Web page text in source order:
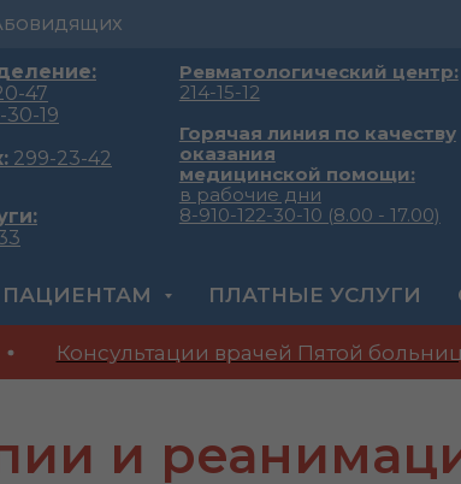
47
19
299-23-42
Ревматологический центр:
214-15-12
Горячая линия по качеству
оказания
медицинской помощи:
в рабочие дни
8-910-122-30-10 (8.00 - 17.00)
ПАЦИЕНТАМ ПЛАТНЫЕ УСЛУГИ
Консультации врачей Пятой больницы
и